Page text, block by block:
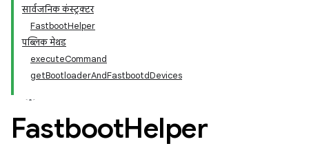
सार्वजनिक कंस्ट्रक्टर
FastbootHelper
पब्लिक मेथड
executeCommand
getBootloaderAndFastbootdDevices
FastbootHelper